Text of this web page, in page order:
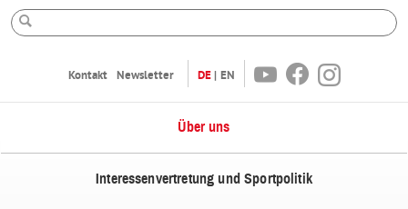
Kontakt Newsletter DE EN YoutubeFacebookInstagram
Über uns
Interessenvertretung und Sportpolitik